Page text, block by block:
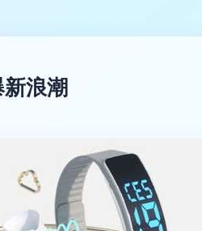
浪潮